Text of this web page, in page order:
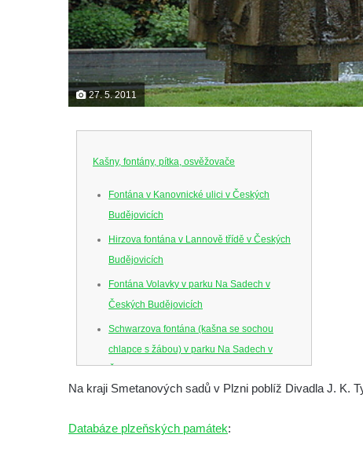
27. 5. 2011
Kašny, fontány, pítka, osvěžovače
Fontána v Kanovnické ulici v Českých
Budějovicích
Hirzova fontána v Lannově třídě v Českých
Budějovicích
Fontána Volavky v parku Na Sadech v
Českých Budějovicích
Schwarzova fontána (kašna se sochou
chlapce s žábou) v parku Na Sadech v
Českých Budějovicích
Kašna v parku Na Sadech u Pražské třídy v
Samsonova kašna na náměstí Přemysla
Na kraji Smetanových sadů v Plzni poblíž Divadla J. K.
Databáze plzeňských památek: